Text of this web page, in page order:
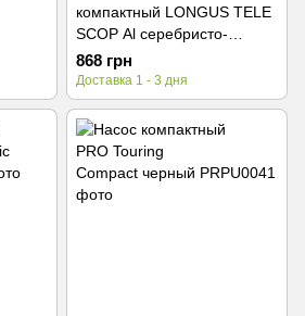
компактный LONGUS TELE
SCOP Al серебристо-
черный
868 грн
Доставка 1 - 3 дня